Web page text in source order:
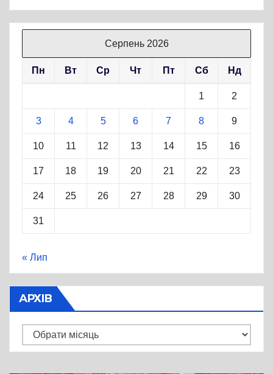
Серпень 2026
Пн Вт Ср Чт Пт Сб Нд
1 2
3 4 5 6 7 8 9
10 11 12 13 14 15 16
17 18 19 20 21 22 23
24 25 26 27 28 29 30
31
« Лип
АРХІВ
Архів